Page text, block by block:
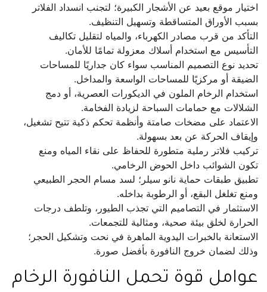
اختيار موقع بعيد عن الأشجار الكبيرة؛ لتجنب انسداد الفلاتر
بسبب الأوراق المتساقطة وتسهيل التنظيف.
التأكد من قرب مصادر الكهرباء، والمياه لتقليل تكاليف
التأسيس مع استخدام أسلاك معزولة تمامًا للأمان.
تحديد نوع التصميم المناسب سواء كان جداريًا للمساحات
الضيقة أو مركزيًا للمساحات الواسعة والمداخل.
استخدام الرخام الملون في الديكورات العصرية، أو دمج
الشلالات مع حمامات السباحة لزيادة الفخامة.
الاعتماد على مضخات صامتة وأنظمة تحكم ذكية تتيح تشغيل،
وإيقاف الحركة عن بعد بسهولة.
تركيب فلاتر رملية متطورة للحفاظ على نقاء المياه ومنع
تكون الشوائب داخل الحوض الرخامي.
تطبيق طبقات حماية نانو سيلر؛ لسد مسام الحجر الطبيعي
ومنع تغلغل البقع، أو الرطوبة بداخله.
الاستثمار في التصاميم التي تجذب الطيور، وتلطف درجات
الحرارة لخلق بيئة صحية، ومثالية للتجمعات.
الاستعانة بالخبرات اليدوية الماهرة في نحت وتشكيل الحجر؛
وذلك لضمان خروج النافورة بأفضل صورة.
عوامل قوة تحمل النافورة الرخام